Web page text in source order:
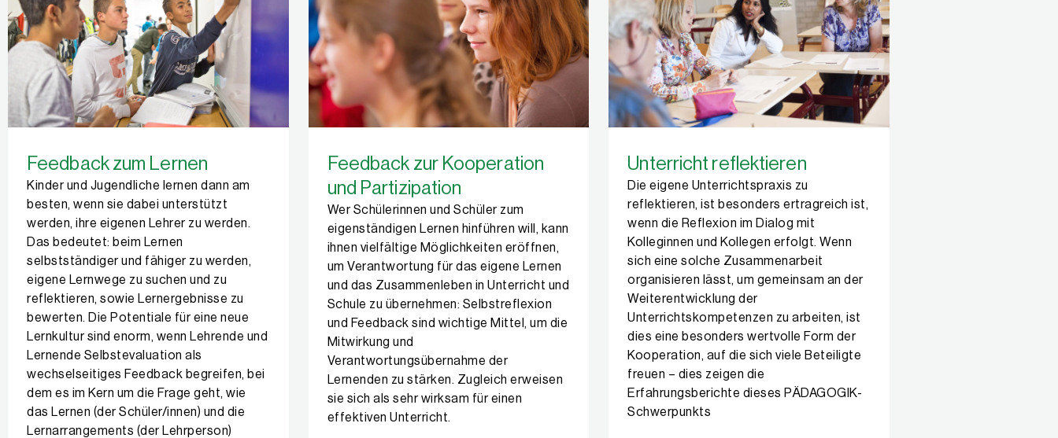
Feedback zum Lernen
Kinder und Jugendliche lernen dann am
besten, wenn sie dabei unterstützt
werden, ihre eigenen Lehrer zu werden.
Das bedeutet: beim Lernen
selbstständiger und fähiger zu werden,
eigene Lernwege zu suchen und zu
reflektieren, sowie Lernergebnisse zu
bewerten. Die Potentiale für eine neue
Lernkultur sind enorm, wenn Lehrende und
Lernende Selbstevaluation als
wechselseitiges Feedback begreifen, bei
dem es im Kern um die Frage geht, wie
das Lernen (der Schüler/innen) und die
Lernarrangements (der Lehrperson)
Feedback zur Kooperation
und Partizipation
Wer Schülerinnen und Schüler zum
eigenständigen Lernen hinführen will, kann
ihnen vielfältige Möglichkeiten eröffnen,
um Verantwortung für das eigene Lernen
und das Zusammenleben in Unterricht und
Schule zu übernehmen: Selbstreflexion
und Feedback sind wichtige Mittel, um die
Mitwirkung und
Verantwortungsübernahme der
Lernenden zu stärken. Zugleich erweisen
sie sich als sehr wirksam für einen
effektiven Unterricht.
Unterricht reflektieren
Die eigene Unterrichtspraxis zu
reflektieren, ist besonders ertragreich ist,
wenn die Reflexion im Dialog mit
Kolleginnen und Kollegen erfolgt. Wenn
sich eine solche Zusammenarbeit
organisieren lässt, um gemeinsam an der
Weiterentwicklung der
Unterrichtskompetenzen zu arbeiten, ist
dies eine besonders wertvolle Form der
Kooperation, auf die sich viele Beteiligte
freuen – dies zeigen die
Erfahrungsberichte dieses PÄDAGOGIK-
Schwerpunkts